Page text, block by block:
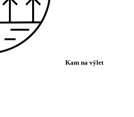
Kam na výlet